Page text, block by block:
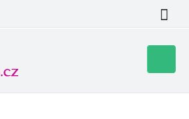
košík